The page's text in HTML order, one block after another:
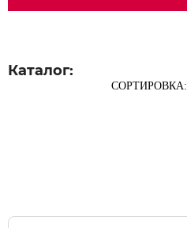
Каталог:
СОРТИРОВКА: